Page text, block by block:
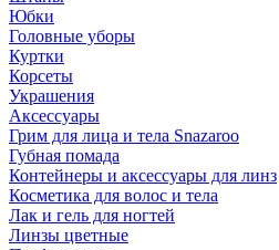
Юбки
Головные уборы
Куртки
Корсеты
Украшения
Аксессуары
Грим для лица и тела Snazaroo
Губная помада
Контейнеры и аксессуары для линз
Косметика для волос и тела
Лак и гель для ногтей
Линзы цветные